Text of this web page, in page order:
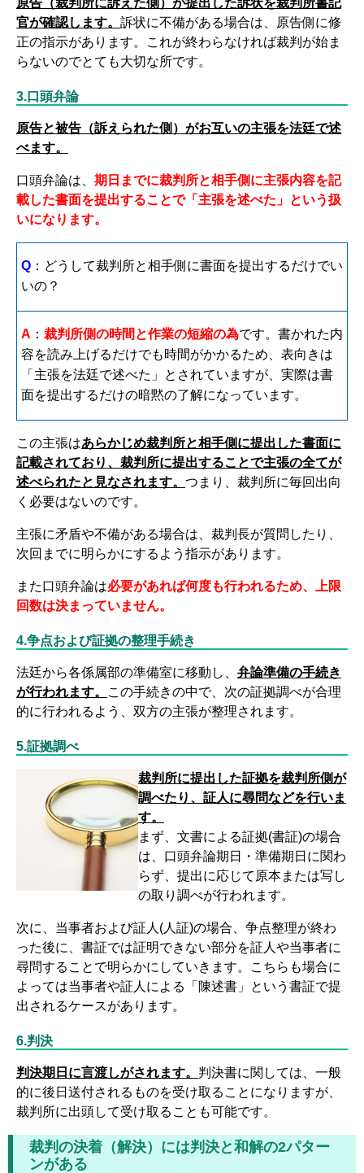
官が確認します。 訴状に不備がある場合は、原告側に修
正の指示があります。これが終わらなければ裁判が始ま
らないのでとても大切な所です。
3.口頭弁論
原告と被告（訴えられた側）がお互いの主張を法廷で述
べます。
口頭弁論は、 期日までに裁判所と相手側に主張内容を記
載した書面を提出することで「主張を述べた」という扱
いになります。
Q ：どうして裁判所と相手側に書面を提出するだけでい
いの？
A ： 裁判所側の時間と作業の短縮の為です。書かれた内
容を読み上げるだけでも時間がかかるため、表向きは
「主張を法廷で述べた」とされていますが、実際は書
面を提出するだけの暗黙の了解になっています。
この主張はあらかじめ裁判所と相手側に提出した書面に
記載されており、裁判所に提出することで主張の全てが
述べられたと見なされます。 つまり、裁判所に毎回出向
く必要はないのです。
主張に矛盾や不備がある場合は、裁判長が質問したり、
次回までに明らかにするよう指示があります。
また口頭弁論は必要があれば何度も行われるため、上限
回数は決まっていません。
4.争点および証拠の整理手続き
法廷から各係属部の準備室に移動し、 弁論準備の手続き
が行われます。
この手続きの中で、次の証拠調べが合理
的に行われるよう、双方の主張が整理されます。
5.証拠調べ
裁判所に提出した証拠を裁判所側が
調べたり、証人に尋問などを行いま
す。
まず、文書による証拠(書証)の場合
は、口頭弁論期日・準備期日に関わ
らず、提出に応じて原本または写し
の取り調べが行われます。
次に、当事者および証人(人証)の場合、争点整理が終わ
った後に、書証では証明できない部分を証人や当事者に
尋問することで明らかにしていきます。こちらも場合に
よっては当事者や証人による「陳述書」という書証で提
出されるケースがあります。
6.判決
判決期日に言渡しがされます。 判決書に関しては、一般
的に後日送付されるものを受け取ることになりますが、
裁判所に出頭して受け取ることも可能です。
裁判の決着（解決）には判決と和解の2パター
ンがある